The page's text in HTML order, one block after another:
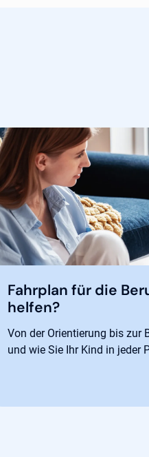
Fahrplan für die
helfen?
Von der Orientierung bis zur
und wie Sie Ihr Kind in jeder